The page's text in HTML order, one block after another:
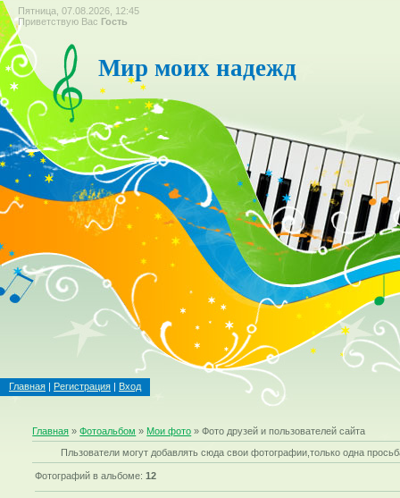
Пятница, 07.08.2026, 12:45
Приветствую Вас Гость
Мир моих надежд
Главная | Регистрация | Вход
Главная »Фотоальбом » Мои фото » Фото друзей и пользователей сайта
Пльзователи могут добавлять сюда свои фотографии,только одна
Фотографий в альбоме:12